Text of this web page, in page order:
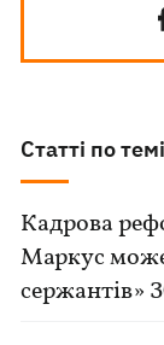
Статті по темі
Кадрова
Маркус може
сержантів»